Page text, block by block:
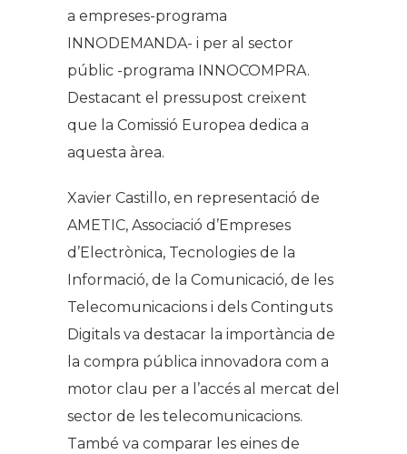
a empreses-programa
INNODEMANDA- i per al sector
públic -programa INNOCOMPRA.
Destacant el pressupost creixent
que la Comissió Europea dedica a
aquesta àrea.
Xavier Castillo, en representació de
AMETIC, Associació d’Empreses
d’Electrònica, Tecnologies de la
Informació, de la Comunicació, de les
Telecomunicacions i dels Continguts
Digitals va destacar la importància de
la compra pública innovadora com a
motor clau per a l’accés al mercat del
sector de les telecomunicacions.
També va comparar les eines de